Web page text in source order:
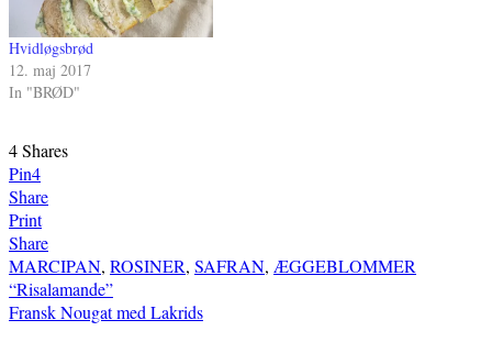
Hvidløgsbrød
12. maj 2017
In "BRØD"
4Shares
Pin4
Share
Print
Share
MARCIPAN, ROSINER, SAFRAN, ÆGGEBLOMMER
Indlægsnavigation
“Risalamande”
Fransk Nougat med Lakrids